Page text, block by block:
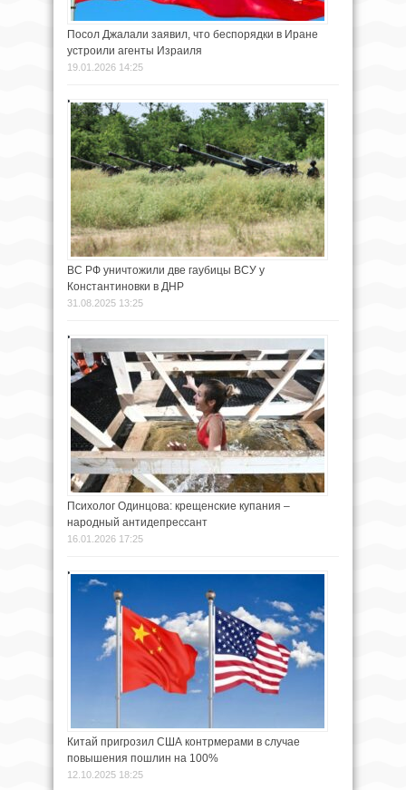
Посол Джалали заявил, что беспорядки в Иране
устроили агенты Израиля
19.01.2026 14:25
ВС РФ уничтожили две гаубицы ВСУ у
Константиновки в ДНР
31.08.2025 13:25
Психолог Одинцова: крещенские купания –
народный антидепрессант
16.01.2026 17:25
Китай пригрозил США контрмерами в случае
повышения пошлин на 100%
12.10.2025 18:25